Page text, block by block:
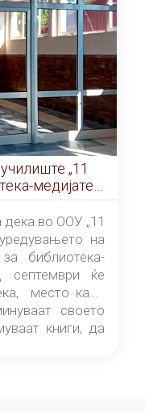
„11
медијатека
во ООУ „11
на
библиотека-
септември ќе
место каде
своето
книги, да